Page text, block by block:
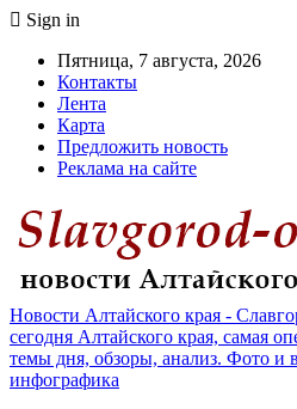
Sign in
Пятница, 7 августа, 2026
Контакты
Лента
Карта
Предложить новость
Реклама на сайте
Новости Алтайского края -
сегодня Алтайского края, самая
темы дня, обзоры, анализ. Фото и
инфографика